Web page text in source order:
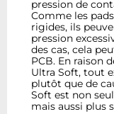
pression de
Comme les
rigides, ils
pression
des cas, cela
PCB. En raison
Ultra Soft, tout
plutôt que de
Soft est non
mais aussi plus